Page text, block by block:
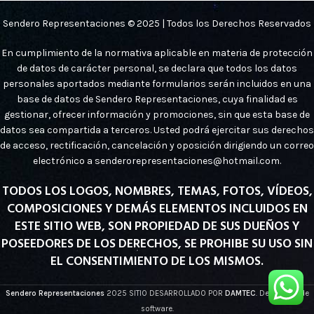
Sendero Representaciones © 2025 | Todos los Derechos Reservados
En cumplimiento de la normativa aplicable en materia de protección
de datos de carácter personal, se declara que todos los datos
personales aportados mediante formularios serán incluidos en una
base de datos de Sendero Representaciones, cuya finalidad es
gestionar, ofrecer información y promociones, sin que esta base de
datos sea compartida a terceros. Usted podrá ejercitar sus derechos
de acceso, rectificación, cancelación y oposición dirigiendo un correo
electrónico a senderorepresentaciones@hotmail.com.
TODOS LOS LOGOS, NOMBRES, TEMAS, FOTOS, VÍDEOS,
COMPOSICIONES Y DEMÁS ELEMENTOS INCLUIDOS EN
ESTE SITIO WEB, SON PROPIEDAD DE SUS DUEÑOS Y
POSEEDORES DE LOS DERECHOS, SE PROHIBE SU USO SIN
EL CONSENTIMIENTO DE LOS MISMOS.
Sendero Representaciones 2025 SITIO DESARROLLADO POR DAMTEC. Desarrollo de
software.